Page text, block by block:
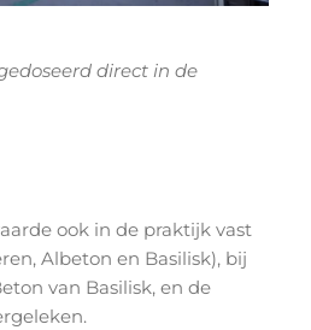
direct in de
ook in de praktijk vast
Albeton en Basilisk), bij
van Basilisk, en de